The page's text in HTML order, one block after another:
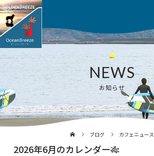
NEWS
お知らせ
ブログ カフェニュース
2026年6月のカレンダー🎋